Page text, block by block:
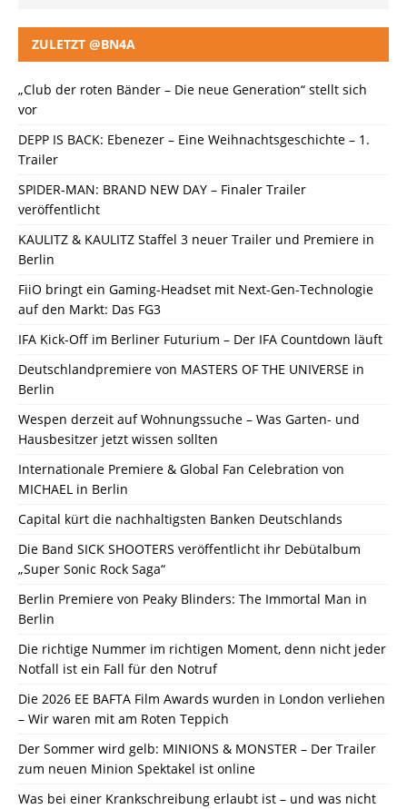
ZULETZT @BN4A
„Club der roten Bänder – Die neue Generation“ stellt sich
vor
DEPP IS BACK: Ebenezer – Eine Weihnachtsgeschichte – 1.
Trailer
SPIDER-MAN: BRAND NEW DAY – Finaler Trailer
veröffentlicht
KAULITZ & KAULITZ Staffel 3 neuer Trailer und Premiere in
Berlin
FiiO bringt ein Gaming-Headset mit Next-Gen-Technologie
auf den Markt: Das FG3
IFA Kick-Off im Berliner Futurium – Der IFA Countdown läuft
Deutschlandpremiere von MASTERS OF THE UNIVERSE in
Berlin
Wespen derzeit auf Wohnungssuche – Was Garten- und
Hausbesitzer jetzt wissen sollten
Internationale Premiere & Global Fan Celebration von
MICHAEL in Berlin
Capital kürt die nachhaltigsten Banken Deutschlands
Die Band SICK SHOOTERS veröffentlicht ihr Debütalbum
„Super Sonic Rock Saga“
Berlin Premiere von Peaky Blinders: The Immortal Man in
Berlin
Die richtige Nummer im richtigen Moment, denn nicht jeder
Notfall ist ein Fall für den Notruf
Die 2026 EE BAFTA Film Awards wurden in London verliehen
– Wir waren mit am Roten Teppich
Der Sommer wird gelb: MINIONS & MONSTER – Der Trailer
zum neuen Minion Spektakel ist online
Was bei einer Krankschreibung erlaubt ist – und was nicht